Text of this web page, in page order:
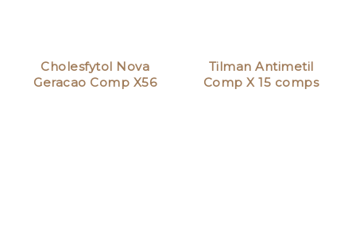
Cholesfytol Nova
Geracao Comp X56
Tilman Antimetil
Comp X 15 comps